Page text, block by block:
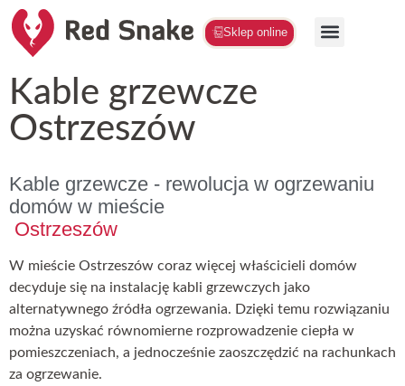
Sklep online
Kable grzewcze
Ostrzeszów
Kable grzewcze - rewolucja w ogrzewaniu
domów w mieście
Ostrzeszów
W mieście Ostrzeszów coraz więcej właścicieli domów
decyduje się na instalację kabli grzewczych jako
alternatywnego źródła ogrzewania. Dzięki temu rozwiązaniu
można uzyskać równomierne rozprowadzenie ciepła w
pomieszczeniach, a jednocześnie zaoszczędzić na rachunkach
za ogrzewanie.